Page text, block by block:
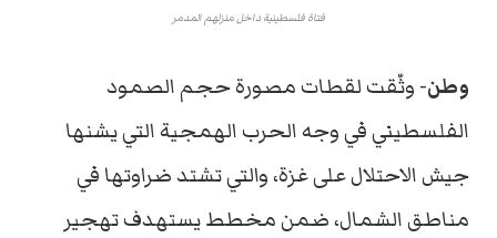
فتاة فلسطينية داخل منزلهم المدمر
وطن- وثّقت لقطات مصورة حجم الصمود
الفلسطيني في وجه الحرب الهمجية التي يشنها
جيش الاحتلال على غزة، والتي تشتد ضراوتها في
مناطق الشمال، ضمن مخطط يستهدف تهجير